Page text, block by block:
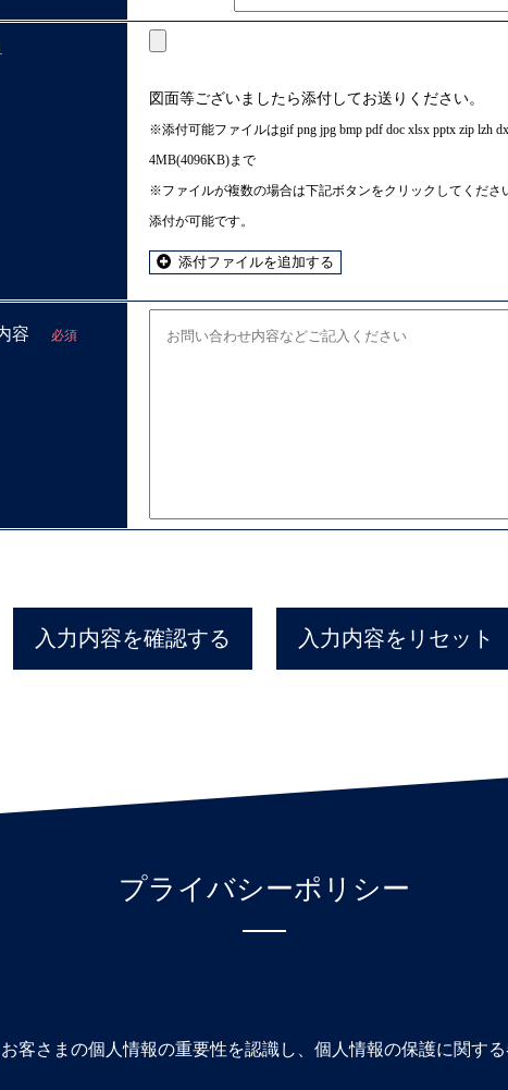
図面等ございましたら添付してお送りください。
※添付可能ファイルはgif png jpg bmp pdf doc xlsx pptx zip lzh
4MB(4096KB)まで
※ファイルが複数の場合は下記ボタンをクリックしてくださ
添付が可能です。
添付ファイルを追加する
容 必須
入力内容を確認する 入力内容をリセット
プライバシーポリシー
客さまの個人情報の重要性を認識し、個人情報の保護に関す